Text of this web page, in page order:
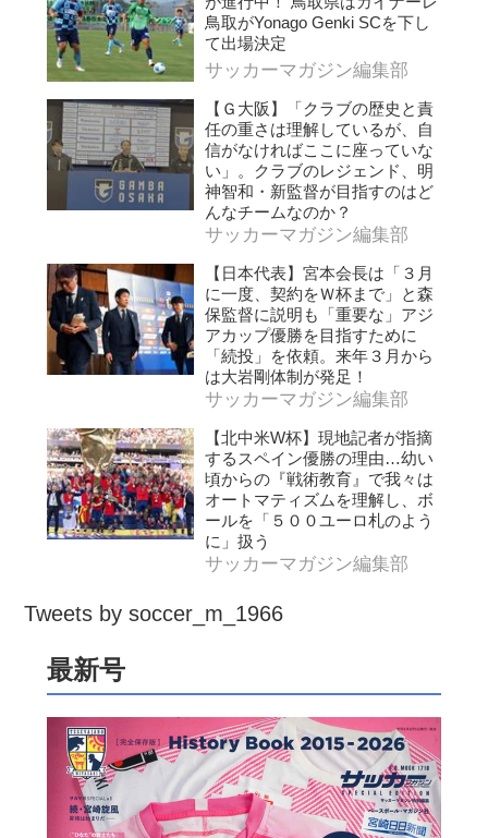
鳥取がYonago Genki SCを下し
て出場決定
サッカーマガジン編集部
【Ｇ大阪】「クラブの歴史と責
任の重さは理解しているが、自
信がなければここに座っていな
い」。クラブのレジェンド、明
神智和・新監督が目指すのはど
んなチームなのか？
サッカーマガジン編集部
【日本代表】宮本会長は「３月
に一度、契約をＷ杯まで」と森
保監督に説明も「重要な」アジ
アカップ優勝を目指すために
「続投」を依頼。来年３月から
は大岩剛体制が発足！
サッカーマガジン編集部
【北中米W杯】現地記者が指摘
するスペイン優勝の理由…幼い
頃からの『戦術教育』で我々は
オートマティズムを理解し、ボ
ールを「５００ユーロ札のよう
に」扱う
サッカーマガジン編集部
Tweets by soccer_m_1966
最新号